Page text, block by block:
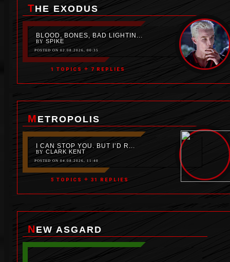
THE EXODUS
BLOOD, BONES, BAD LIGHTIN...
BY SPIKE
POSTED ON 02.08.2026, 00:35
1 TOPICS + 7 REPLIES
METROPOLIS
I CAN STOP YOU. BUT I’D R...
BY CLARK KENT
POSTED ON 04.08.2026, 11:40
5 TOPICS + 31 REPLIES
NEW ASGARD